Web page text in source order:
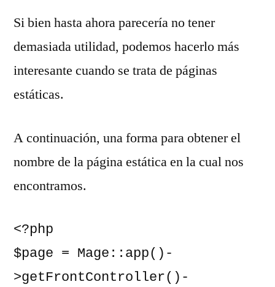
Si bien hasta ahora parecería no tener
demasiada utilidad, podemos hacerlo más
interesante cuando se trata de páginas
estáticas.
A continuación, una forma para obtener el
nombre de la página estática en la cual nos
encontramos.
<?php
$page = Mage::app()-
>getFrontController()-